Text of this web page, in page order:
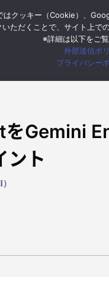
ナー Google Cloud
Gemini
ント
はクッキー（Cookie）、
いただくことで、サイト上で
※詳細は以下をご覧
外部送信ポ
プライバシー